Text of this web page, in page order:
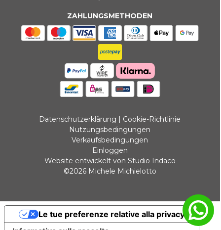
ZAHLUNGSMETHODEN
Datenschutzerklärung
Cookie-Richtlinie
Nutzungsbedingungen
Verkaufsbedingungen
Einloggen
Website entwickelt von Studio Indaco
©2026 Michele Michielotto
Le tue preferenze relative alla privacy